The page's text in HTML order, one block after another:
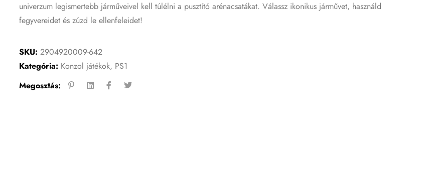
univerzum legismertebb járműveivel kell túlélni a pusztító arénacsatákat. Válassz ikonikus járművet, használd
fegyvereidet és zúzd le ellenfeleidet!
SKU: 2904920009-642
Kategória: Konzol játékok, PS1
Megosztás: